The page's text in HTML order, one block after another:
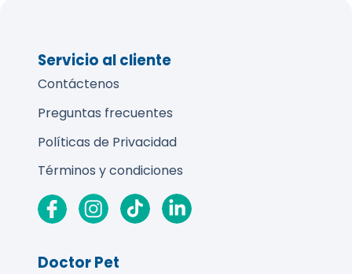
Servicio al cliente
Contáctenos
Preguntas frecuentes
Políticas de Privacidad
Términos y condiciones
Doctor Pet